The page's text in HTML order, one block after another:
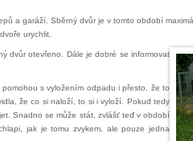
a garáží. Sběrný dvůr je v tomto období
urychlit.
dvůr otevřeno. Dále je dobré se informovat
s vyložením odpadu i přesto, že to
že co si naloží, to si i vyloží. Pokud tedy
Snadno se může stát, zvlášť teď v období
jak je tomu zvykem, ale pouze jedna